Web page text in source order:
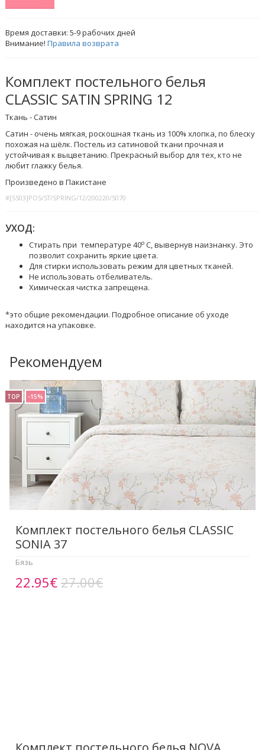
Время доставки:5-9рабочих дней
Внимание!Правила возврата
Комплект постельного белья
CLASSIC SATIN SPRING 12
Ткань - Сатин
Сатин - очень мягкая, роскошная ткань из 100% хлопка, по блеску
похожая на шёлк. Постель из сатиновой ткани прочная и
устойчивая к выцветанию. Прекрасный выбор для тех, кто не
любит глажку белья.
Произведено в Пакистане
#[S503]POS/ST/SPRING/12/200220/5070
УХОД:
Стирать при температуре 40o C, вывернув наизнанку. Это
позволит сохранить яркие цвета.
Для стирки использовать режим для цветных тканей.
Не использовать отбеливатель.
Химическая чистка запрещена.
*это общие рекомендации. Подробное описание об уходе
находится на упаковке.
Рекомендуем
TOP -15%
Комплект постельного белья CLASSIC
SONIA 37
Бязь
22.95€27.00€